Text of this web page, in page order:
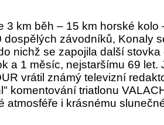
3 km běh – 15 km horské kolo
dospělých závodníků, Konaly
nichž se zapojila další
a 1 měsíc, nejstaršímu 69 let.
vrátil známý televizní
komentování triatlonu
atmosféře i krásnému